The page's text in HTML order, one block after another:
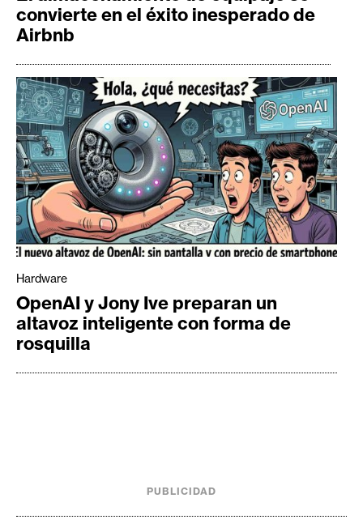
convierte en el éxito inesperado de
Airbnb
Hardware
OpenAI y Jony Ive preparan un
altavoz inteligente con forma de
rosquilla
PUBLICIDAD